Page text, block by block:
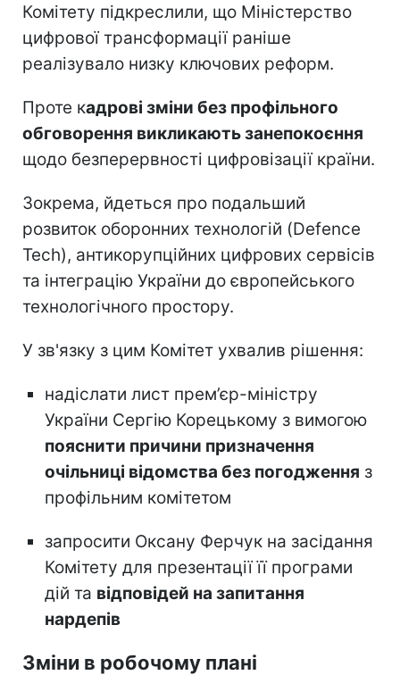
Комітету підкреслили, що Міністерство
цифрової трансформації раніше
реалізувало низку ключових реформ.
Проте кадрові зміни без профільного
обговорення викликають занепокоєння
щодо безперервності цифровізації країни.
Зокрема, йдеться про подальший
розвиток оборонних технологій (Defence
Tech), антикорупційних цифрових сервісів
та інтеграцію України до європейського
технологічного простору.
У зв'язку з цим Комітет ухвалив рішення:
надіслати лист прем’єр-міністру
України Сергію Корецькому з вимогою
пояснити причини призначення
очільниці відомства без погодження з
профільним комітетом
запросити Оксану Ферчук на засідання
Комітету для презентації її програми
дій та відповідей на запитання
нардепів
Зміни в робочому плані